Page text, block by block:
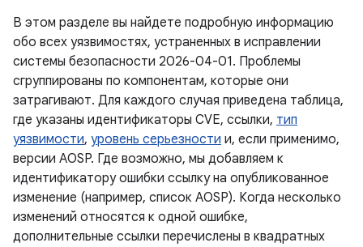
В этом разделе вы найдете подробную информацию
обо всех уязвимостях, устраненных в исправлении
системы безопасности 2026-04-01. Проблемы
сгруппированы по компонентам, которые они
затрагивают. Для каждого случая приведена таблица,
где указаны идентификаторы CVE, ссылки, тип
уязвимости, уровень серьезности и, если применимо,
версии AOSP. Где возможно, мы добавляем к
идентификатору ошибки ссылку на опубликованное
изменение (например, список AOSP). Когда несколько
изменений относятся к одной ошибке,
дополнительные ссылки перечислены в квадратных